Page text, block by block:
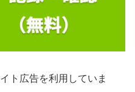
ト広告を利用していま